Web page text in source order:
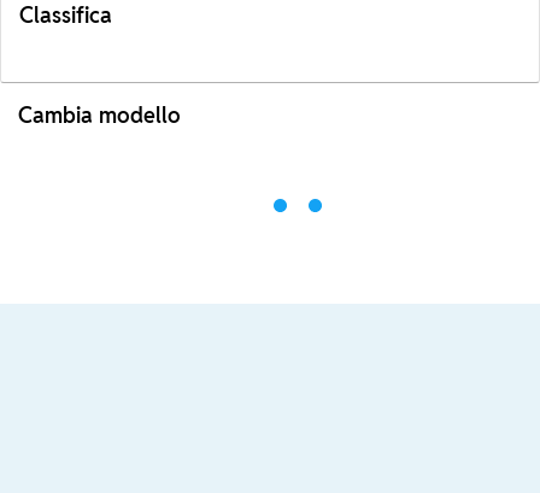
Classifica
Cambia modello